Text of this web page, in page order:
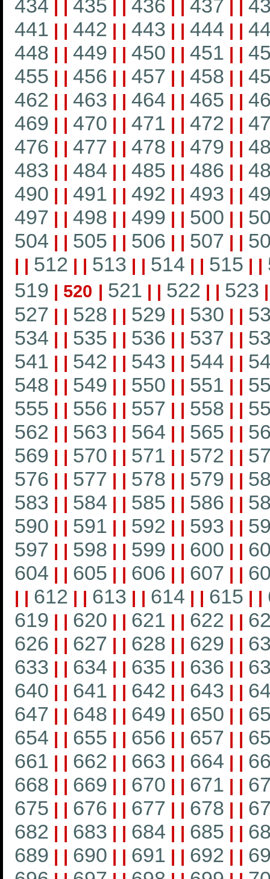
434 435 436 437
441 | | 442 | | 443 | | 444 | |
448 | | 449 | | 450 | | 451 | |
455 | | 456 | | 457 | | 458 | |
462 | | 463 | | 464 | | 465 | |
469 | | 470 | | 471 | | 472 | |
476 | | 477 | | 478 | | 479 | |
483 | | 484 | | 485 | | 486 | |
490 | | 491 | | 492 | | 493 | |
497 | | 498 | | 499 | | 500 | |
504 | | 505 | | 506 | | 507 | |
| | 512 | | 513 | | 514 | | 515 | |
519 | 520 | 521 | | 522 | | 523
527 | | 528 | | 529 | | 530 | |
534 | | 535 | | 536 | | 537 | |
541 | | 542 | | 543 | | 544 | |
548 | | 549 | | 550 | | 551 | |
555 | | 556 | | 557 | | 558 | |
562 | | 563 | | 564 | | 565 | |
569 | | 570 | | 571 | | 572 | |
576 | | 577 | | 578 | | 579 | |
583 | | 584 | | 585 | | 586 | |
590 | | 591 | | 592 | | 593 | |
597 | | 598 | | 599 | | 600 | |
604 | | 605 | | 606 | | 607 | |
| | 612 | | 613 | | 614 | | 615 | |
619 | | 620 | | 621 | | 622 | |
626 | | 627 | | 628 | | 629 | |
633 | | 634 | | 635 | | 636 | |
640 | | 641 | | 642 | | 643 | |
647 | | 648 | | 649 | | 650 | |
654 | | 655 | | 656 | | 657 | |
661 | | 662 | | 663 | | 664 | |
668 | | 669 | | 670 | | 671 | |
675 | | 676 | | 677 | | 678 | |
682 | | 683 | | 684 | | 685 | |
689 | | 690 | | 691 | | 692 | |